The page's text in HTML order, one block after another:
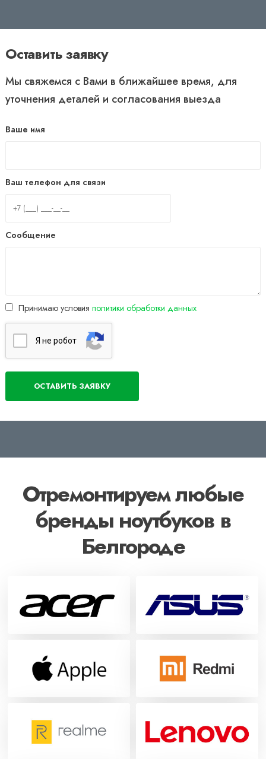
Оставить заявку
Мы свяжемся с Вами в ближайшее время, для
уточнения деталей и согласования выезда
Ваше имя
Ваш телефон для связи
Сообщение
Принимаю условия политики обработки данных
Я нe poбoт
Отремонтируем любые
бренды ноутбуков в
Белгороде